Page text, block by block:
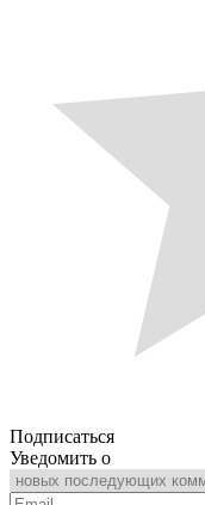
Подписаться
Уведомить о